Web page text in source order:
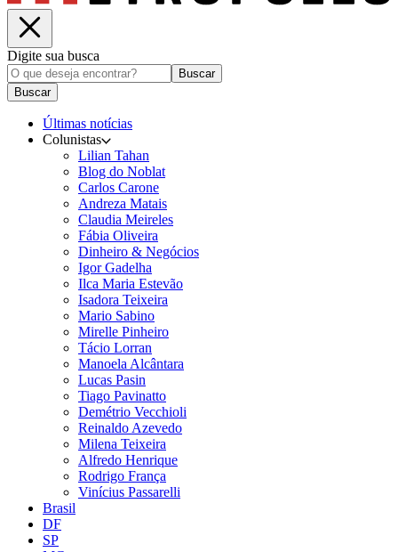
Digite sua busca
Buscar
Buscar
Últimas notícias
Colunistas
Lilian Tahan
Blog do Noblat
Carlos Carone
Andreza Matais
Claudia Meireles
Fábia Oliveira
Dinheiro & Negócios
Igor Gadelha
Ilca Maria Estevão
Isadora Teixeira
Mario Sabino
Mirelle Pinheiro
Tácio Lorran
Manoela Alcântara
Lucas Pasin
Tiago Pavinatto
Demétrio Vecchioli
Reinaldo Azevedo
Milena Teixeira
Alfredo Henrique
Rodrigo França
Vinícius Passarelli
Brasil
DF
SP